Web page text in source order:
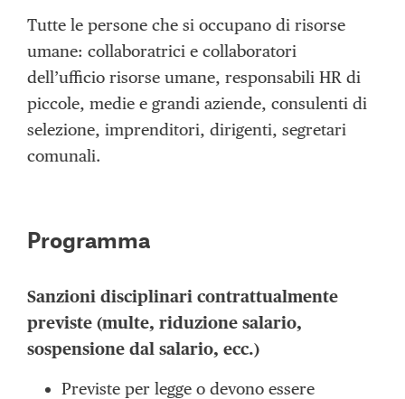
Tutte le persone che si occupano di risorse
umane: collaboratrici e collaboratori
dell’ufficio risorse umane, responsabili HR di
piccole, medie e grandi aziende, consulenti di
selezione, imprenditori, dirigenti, segretari
comunali.
Programma
Sanzioni disciplinari contrattualmente
previste (multe, riduzione salario,
sospensione dal salario, ecc.)
Previste per legge o devono essere